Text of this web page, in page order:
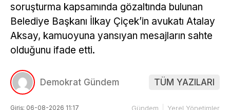
soruşturma kapsamında gözaltında bulunan
Belediye Başkanı İlkay Çiçek’in avukatı Atalay
Aksay, kamuoyuna yansıyan mesajların sahte
olduğunu ifade etti.
Demokrat Gündem TÜM YAZILARI
Giriş: 06-08-2026 11:17 Gündem Yerel Yönetimler